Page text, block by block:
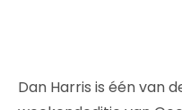
Dan Harris is één van